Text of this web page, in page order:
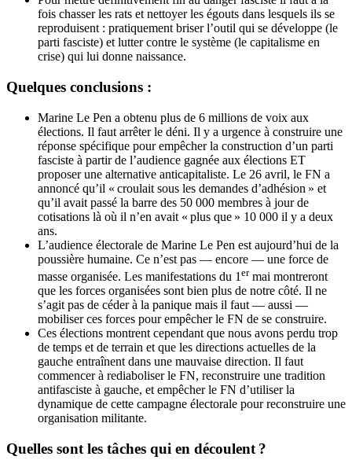
fois chasser les rats et nettoyer les égouts dans lesquels ils se
reproduisent : pratiquement briser l’outil qui se développe (le
parti fasciste) et lutter contre le système (le capitalisme en
crise) qui lui donne naissance.
Quelques conclusions :
Marine Le Pen a obtenu plus de 6 millions de voix aux
élections. Il faut arrêter le déni. Il y a urgence à construire une
réponse spécifique pour empêcher la construction d’un parti
fasciste à partir de l’audience gagnée aux élections ET
proposer une alternative anticapitaliste. Le 26 avril, le FN a
annoncé qu’il « croulait sous les demandes d’adhésion » et
qu’il avait passé la barre des 50 000 membres à jour de
cotisations là où il n’en avait « plus que » 10 000 il y a deux
ans.
L’audience électorale de Marine Le Pen est aujourd’hui de la
poussière humaine. Ce n’est pas — encore — une force de
masse organisée. Les manifestations du 1 ermai montreront
que les forces organisées sont bien plus de notre côté. Il ne
s’agit pas de céder à la panique mais il faut — aussi —
mobiliser ces forces pour empêcher le FN de se construire.
Ces élections montrent cependant que nous avons perdu trop
de temps et de terrain et que les directions actuelles de la
gauche entraînent dans une mauvaise direction. Il faut
commencer à rediaboliser le FN, reconstruire une tradition
antifasciste à gauche, et empêcher le FN d’utiliser la
dynamique de cette campagne électorale pour reconstruire une
organisation militante.
Quelles sont les tâches qui en découlent ?